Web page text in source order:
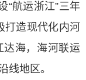
“航运浙江”三年
造现代化内河
达海，海河联运
线地区。